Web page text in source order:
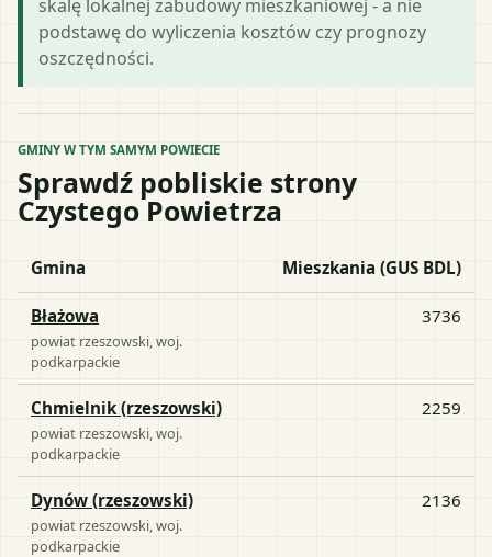
skalę lokalnej zabudowy mieszkaniowej - a nie
podstawę do wyliczenia kosztów czy prognozy
oszczędności.
GMINY W TYM SAMYM POWIECIE
Sprawdź pobliskie strony
Czystego Powietrza
Gmina Mieszkania (GUS BDL)
Błażowa
powiat rzeszowski , woj.
podkarpackie
3736
Chmielnik (rzeszowski)
powiat rzeszowski , woj.
podkarpackie
2259
Dynów (rzeszowski)
powiat rzeszowski , woj.
podkarpackie
2136